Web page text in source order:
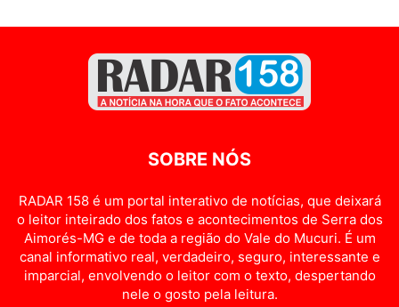
SOBRE NÓS
RADAR 158 é um portal interativo de notícias, que deixará
o leitor inteirado dos fatos e acontecimentos de Serra dos
Aimorés-MG e de toda a região do Vale do Mucuri. É um
canal informativo real, verdadeiro, seguro, interessante e
imparcial, envolvendo o leitor com o texto, despertando
nele o gosto pela leitura.